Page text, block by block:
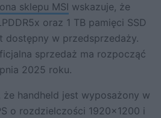
sklepu MSI wskazuje, że
oraz 1 TB pamięci SSD
dostępny w przedsprzedaży.
sprzedaż ma rozpocząć
2025 roku.
handheld jest wyposażony w
o rozdzielczości 1920×1200 i